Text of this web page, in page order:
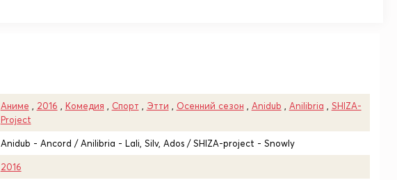
Аниме 2016 Комедия Спорт Этти Осенний сезон Anidub Anilibria
SHIZA-
Project
Anidub - Ancord / Anilibria - Lali, Silv, Ados / SHIZA-project - Snowly
2016